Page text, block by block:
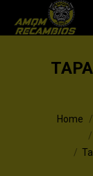
You are here:Home